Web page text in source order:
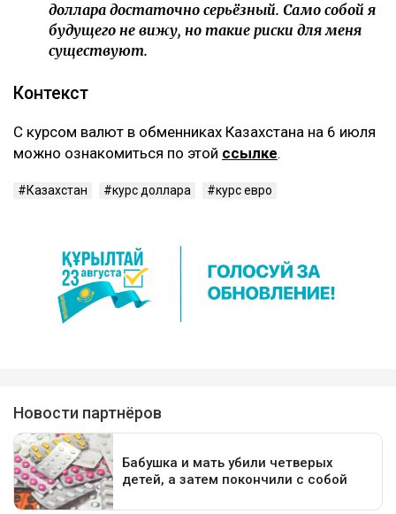
доллара достаточно серьёзный. Само собой я
будущего не вижу, но такие риски для меня
существуют.
Контекст
С курсом валют в обменниках Казахстана на 6 июля
можно ознакомиться по этой ссылке.
Казахстан курс доллара курс евро